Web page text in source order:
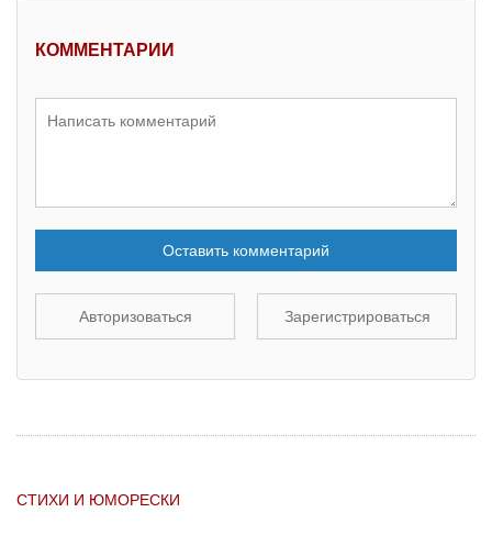
КОММЕНТАРИИ
Оставить комментарий
Авторизоваться Зарегистрироваться
СТИХИ И ЮМОРЕСКИ